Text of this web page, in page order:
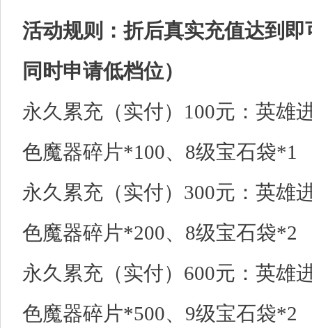
活动规则：折后真实充值达到
同时申请低档位）
永久累充（实付）100元：英雄
色魔器碎片*100、8级宝石袋*1
永久累充（实付）300元：英雄
色魔器碎片*200、8级宝石袋*2
永久累充（实付）600元：英雄
色魔器碎片*500、9级宝石袋*2